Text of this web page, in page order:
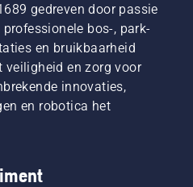
gedreven door passie
bos-, park-
en bruikbaarheid
veiligheid en zorg voor
innovaties,
en robotica het